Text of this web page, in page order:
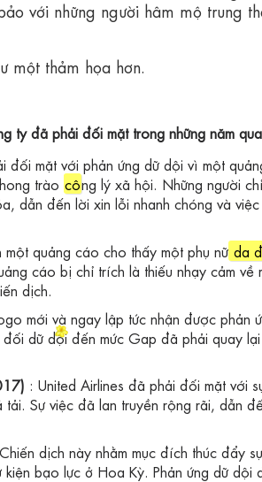
với những người hâm mộ trung
một thảm họa hơn.
ty đã phải đối mặt trong những năm
đối mặt với phản ứng dữ dội vì một
trào công lý xã hội. Những người
dẫn đến lời xin lỗi nhanh chóng và
quảng cáo cho thấy một phụ nữ da
cáo bị chỉ trích là thiếu nhạy cảm về
dịch.
mới và ngay lập tức nhận được phản
dữ dội đến mức Gap đã phải quay
: United Airlines đã phải đối mặt với
Sự việc đã lan truyền rộng rãi, dẫn
dịch này nhằm mục đích thúc đẩy
kiện bạo lực ở Hoa Kỳ. Phản ứng dữ dội